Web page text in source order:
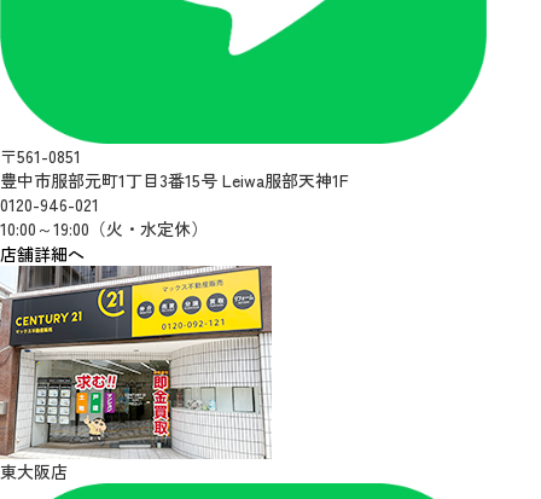
〒561-0851
豊中市服部元町1丁目3番15号 Leiwa服部天神1F
0120-946-021
10:00～19:00（火・水定休）
店舗詳細へ
東大阪店